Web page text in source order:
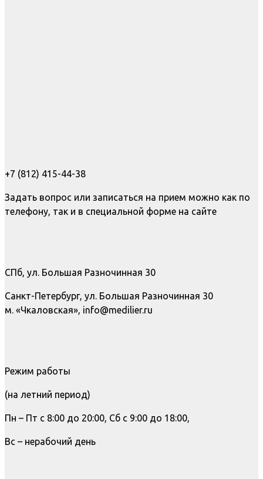
+7 (812) 415-44-38
Задать вопрос или записаться на прием можно как по
телефону, так и в специальной форме на сайте
СПб, ул. Большая Разночинная 30
Санкт-Петербург, ул. Большая Разночинная 30
м. «Чкаловская», info@medilier.ru
Режим работы
(на летний период)
Пн – Пт с 8:00 до 20:00, Сб с 9:00 до 18:00,
Вс – нерабочий день